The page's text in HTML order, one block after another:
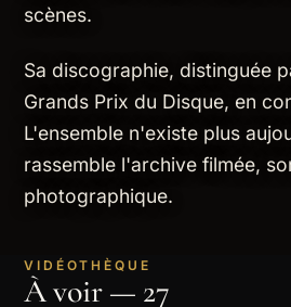
scènes.
Sa discographie, distinguée
Grands Prix du Disque, en
L'ensemble n'existe plus
rassemble l'archive filmée,
photographique.
VIDÉOTHÈQUE
À voir — 27